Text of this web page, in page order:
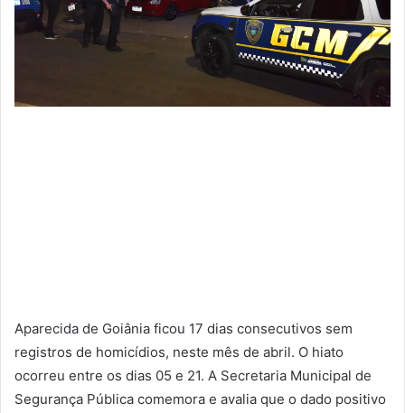
Aparecida de Goiânia ficou 17 dias consecutivos sem
registros de homicídios, neste mês de abril. O hiato
ocorreu entre os dias 05 e 21. A Secretaria Municipal de
Segurança Pública comemora e avalia que o dado positivo